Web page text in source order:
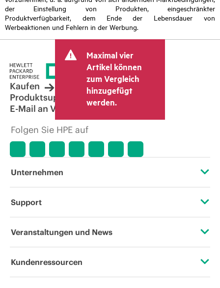
der Einstellung von Produkten, eingeschränkter
Produktverfügbarkeit, dem Ende der Lebensdauer von
Werbeaktionen und Fehlern in der Werbung.
Maximal vier
Artikel können
zum Vergleich
hinzugefügt
werden.
Kaufen
Produktsupport
E-Mail an Vertrieb
Folgen Sie HPE auf
Unternehmen
Über HPE
Unternehmensverantwortung
Support
Operational Support Services
Veranstaltungen und News
Veranstaltungen
Kundenressourcen